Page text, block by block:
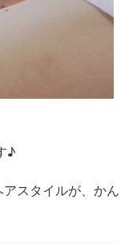
♪
スタイルが、かん